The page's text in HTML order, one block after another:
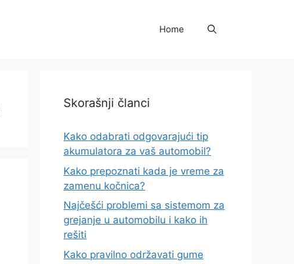
Home
Skorašnji članci
Kako odabrati odgovarajući tip
akumulatora za vaš automobil?
Kako prepoznati kada je vreme za
zamenu kočnica?
Najčešći problemi sa sistemom za
grejanje u automobilu i kako ih
rešiti
Kako pravilno održavati gume